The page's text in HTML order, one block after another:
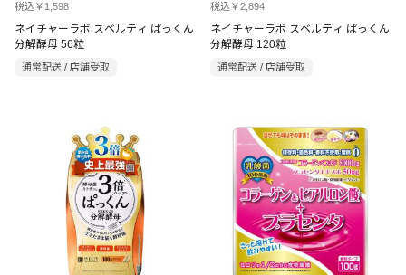
税込￥1,598
ネイチャーラボ スベルティ ぱっくん
分解酵母 56粒
通常配送 / 店舗受取
税込￥2,894
ネイチャーラボ スベルティ ぱっくん
分解酵母 120粒
通常配送 / 店舗受取